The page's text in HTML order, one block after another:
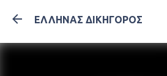
Μετάβαση στο κύριο
ΕΛΛΗΝΑΣ ΔΙΚΗΓΟΡΟΣ